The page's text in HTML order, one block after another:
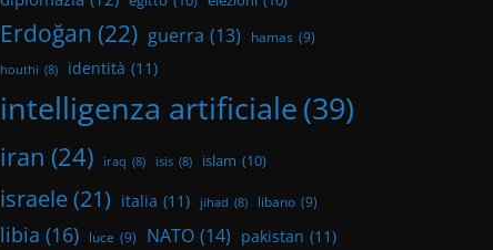
Erdoğan (22) guerra (13) hamas (9)
houthi (8) identità (11)
intelligenza artificiale(39)
iran (24) iraq (8) isis (8) islam (10)
israele(21) italia (11) jihad (8) libano (9)
libia (16) luce (9) NATO (14) pakistan (11)